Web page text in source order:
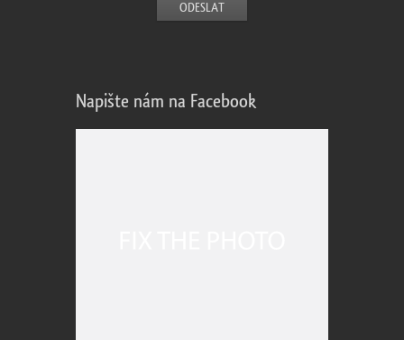
Napište nám na Facebook